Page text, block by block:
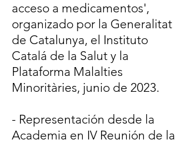
acceso a medicamentos',
organizado por la Generalitat
de Catalunya, el Instituto
Catalá de la Salut y la
Plataforma Malalties
Minoritàries, junio de 2023.
- Representación desde la
Academia en IV Reunión de la